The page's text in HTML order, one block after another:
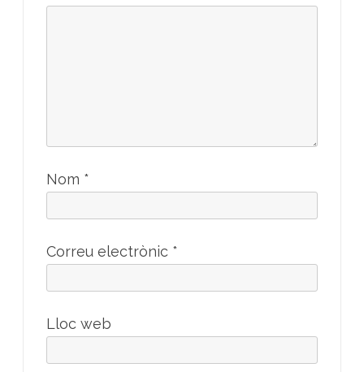
Nom *
Correu electrònic *
Lloc web